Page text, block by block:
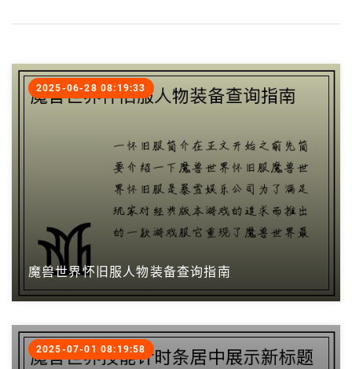
魔兽世界怀旧服人物装备查询指南
2025-06-28 08:19:33
2025-07-01 08:19:58